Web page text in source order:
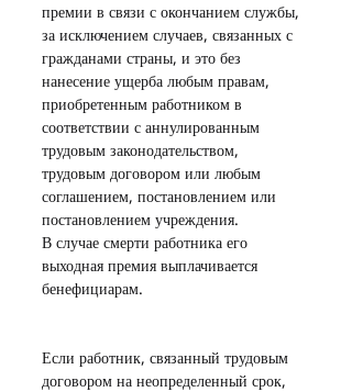
премии в связи с окончанием службы,
за исключением случаев, связанных с
гражданами страны, и это без
нанесение ущерба любым правам,
приобретенным работником в
соответствии с аннулированным
трудовым законодательством,
трудовым договором или любым
соглашением, постановлением или
постановлением учреждения.
В случае смерти работника его
выходная премия выплачивается
бенефициарам.
Если работник, связанный трудовым
договором на неопределенный срок,